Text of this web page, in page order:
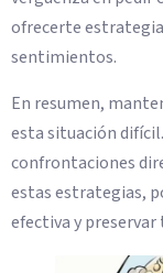
ofrecerte
sentimientos.
En resumen,
esta situación
confrontaciones
estas estrategias,
efectiva y